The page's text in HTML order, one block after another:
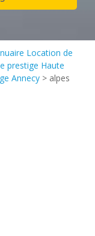
Location de
prestige Haute
Annecy > alpes